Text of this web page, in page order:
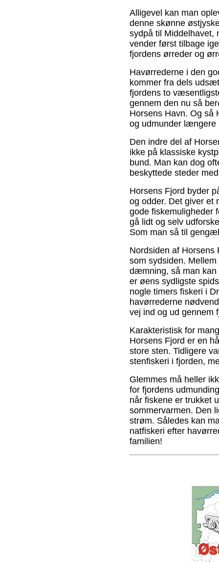
Alligevel kan man
denne skønne
sydpå til Middelhavet,
vender først tilbage
fjordens ørreder og
Havørrederne i den
kommer fra dels
fjordens to
gennem den nu så
Horsens Havn. Og så
og udmunder længere
Den indre del af
ikke på klassiske
bund. Man kan dog
beskyttede steder
Horsens Fjord byder
og odder. Det giver et
gode fiskemuligheder
gå lidt og selv
Som man så til
Nordsiden af Horsens
som sydsiden.
dæmning, så man kan
er øens sydligste
nogle timers fiskeri i
havørrederne
vej ind og ud gennem
Karakteristisk for
Horsens Fjord er en
store sten. Tidligere
stenfiskeri i fjorden,
Glemmes må heller
for fjordens
når fiskene er trukket
sommervarmen. Den
strøm. Således kan
natfiskeri efter
familien!